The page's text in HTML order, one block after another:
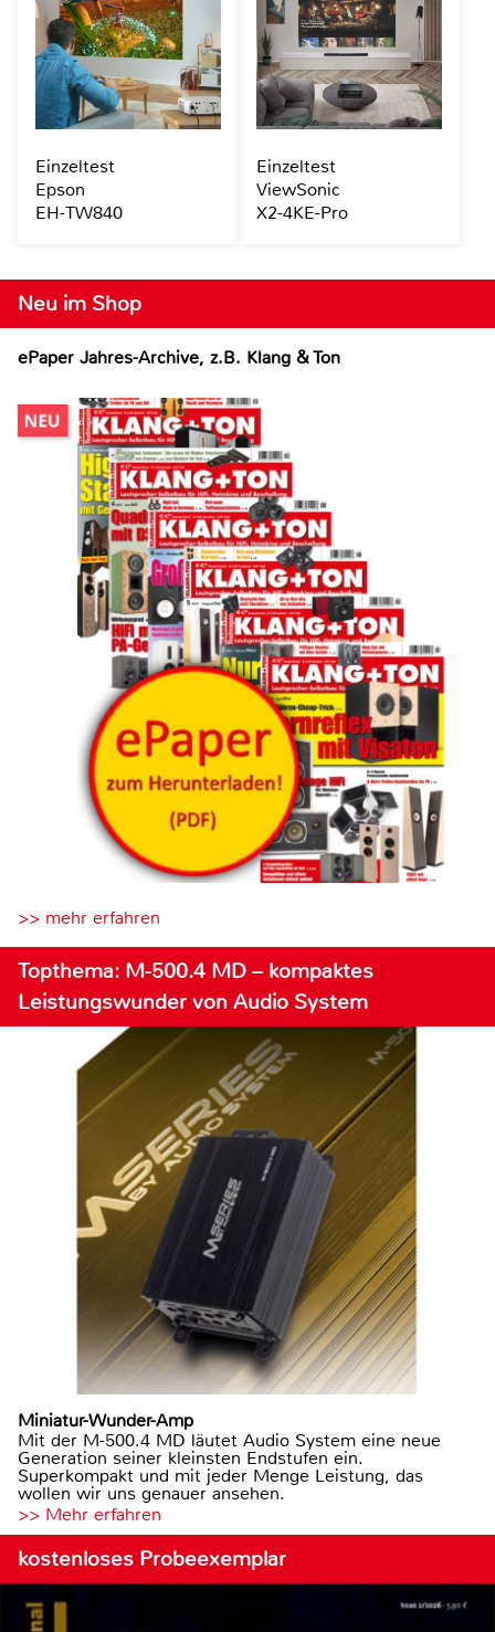
Neu im Shop
ePaper Jahres-Archive, z.B. Klang & Ton
>> mehr erfahren
Topthema: M-500.4 MD – kompaktes
Leistungswunder von Audio System
Miniatur-Wunder-Amp
Mit der M-500.4 MD läutet Audio System eine neue
Generation seiner kleinsten Endstufen ein.
Superkompakt und mit jeder Menge Leistung, das
wollen wir uns genauer ansehen.
>> Mehr erfahren
kostenloses Probeexemplar
Einzeltest
Epson
EH-TW840
Einzeltest
ViewSonic
X2-4KE-Pro